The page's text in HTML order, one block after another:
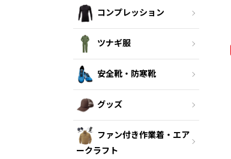
コンプレッション
ツナギ服
安全靴・防寒靴
グッズ
ファン付き作業着・エア
ークラフト